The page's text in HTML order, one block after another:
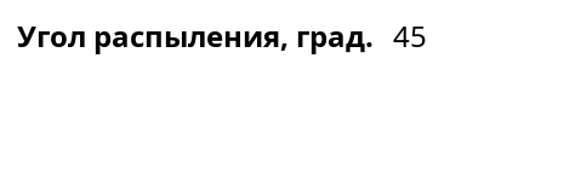
Угол распыления, град. 45